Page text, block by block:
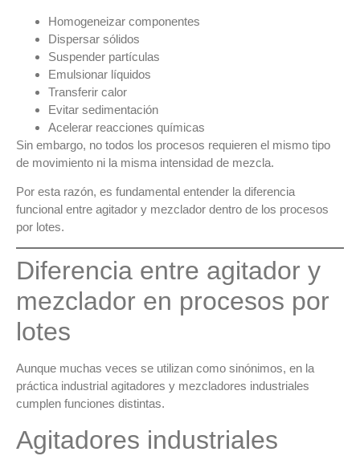
Homogeneizar componentes
Dispersar sólidos
Suspender partículas
Emulsionar líquidos
Transferir calor
Evitar sedimentación
Acelerar reacciones químicas
Sin embargo, no todos los procesos requieren el mismo tipo
de movimiento ni la misma intensidad de mezcla.
Por esta razón, es fundamental entender la diferencia
funcional entre agitador y mezclador dentro de los procesos
por lotes.
Diferencia entre agitador y
mezclador en procesos por
lotes
Aunque muchas veces se utilizan como sinónimos, en la
práctica industrial agitadores y mezcladores industriales
cumplen funciones distintas.
Agitadores industriales